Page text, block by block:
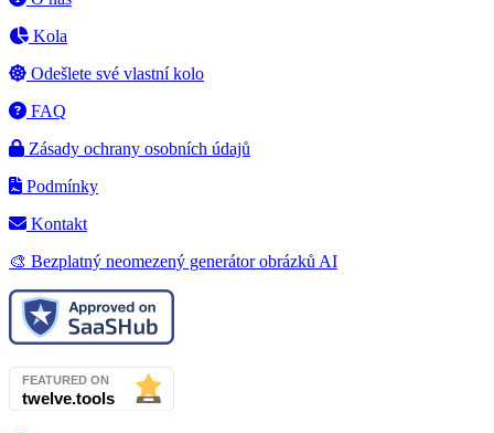
Kola
Odešlete své vlastní kolo
FAQ
Zásady ochrany osobních údajů
Podmínky
Kontakt
🎨 Bezplatný neomezený generátor obrázků AI